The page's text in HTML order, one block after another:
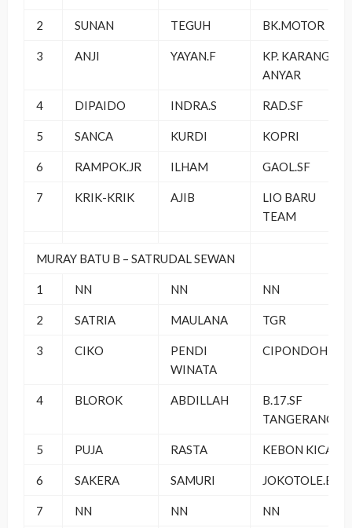
2 SUNAN TEGUH BK.MOTOR
3 ANJI YAYAN.F
KP. KARANG
ANYAR
4 DIPAIDO INDRA.S RAD.SF
5 SANCA KURDI KOPRI
6 RAMPOK.JR ILHAM GAOL.SF
7 KRIK-KRIK AJIB
LIO BARU
TEAM
MURAY BATU B – SATRUDAL SEWAN
1 NN NN NN
2 SATRIA MAULANA TGR
3 CIKO
PENDI
WINATA
CIPONDOH
4 BLOROK ABDILLAH
B.17.SF
TANGERANG
5 PUJA RASTA KEBON KICAU
6 SAKERA SAMURI JOKOTOLE.BC
7 NN NN NN